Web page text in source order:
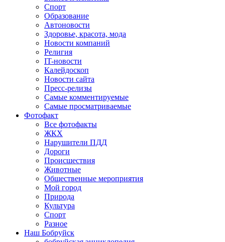
Спорт
Образование
Автоновости
Здоровье, красота, мода
Новости компаний
Религия
IT-новости
Калейдоскоп
Новости сайта
Пресс-релизы
Самые комментируемые
Самые просматриваемые
Фотофакт
Все фотофакты
ЖКХ
Нарушители ПДД
Дороги
Происшествия
Животные
Общественные мероприятия
Мой город
Природа
Культура
Спорт
Разное
Наш Бобруйск